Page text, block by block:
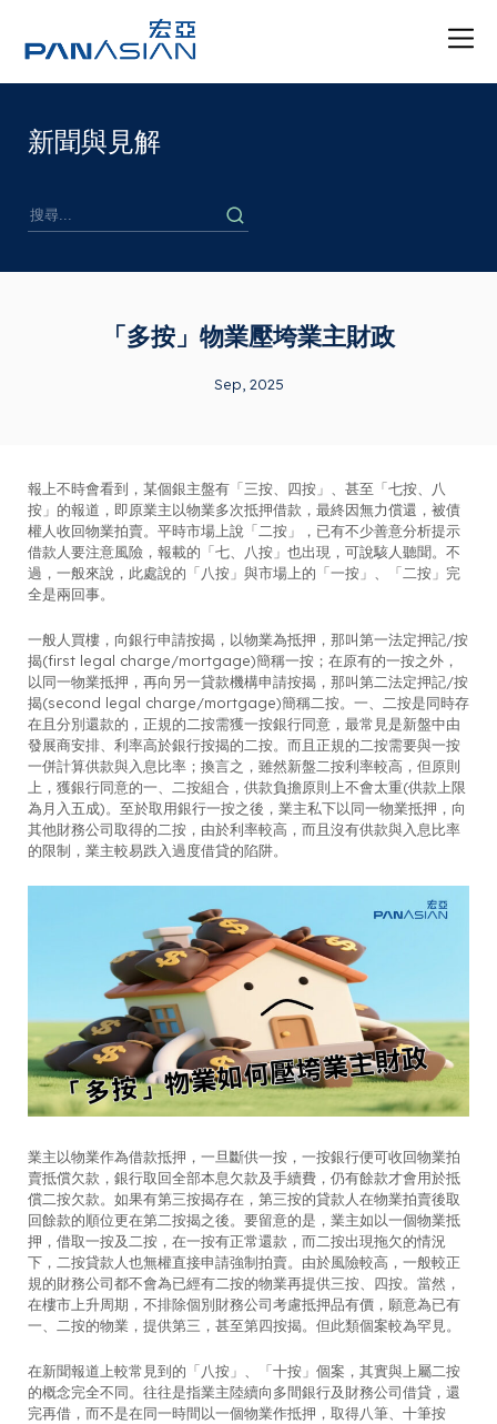
新聞與見解
「多按」物業壓垮業主財政
Sep, 2025
報上不時會看到，某個銀主盤有「三按、四按」、甚至「七按、八
按」的報道，即原業主以物業多次抵押借款，最終因無力償還，被債
權人收回物業拍賣。平時市場上說「二按」，已有不少善意分析提示
借款人要注意風險，報載的「七、八按」也出現，可說駭人聽聞。不
過，一般來說，此處說的「八按」與市場上的「一按」、「二按」完
全是兩回事。
一般人買樓，向銀行申請按揭，以物業為抵押，那叫第一法定押記/按
揭(first legal charge/mortgage)簡稱一按；在原有的一按之外，
以同一物業抵押，再向另一貸款機構申請按揭，那叫第二法定押記/按
揭(second legal charge/mortgage)簡稱二按。一、二按是同時存
在且分別還款的，正規的二按需獲一按銀行同意，最常見是新盤中由
發展商安排、利率高於銀行按揭的二按。而且正規的二按需要與一按
一併計算供款與入息比率；換言之，雖然新盤二按利率較高，但原則
上，獲銀行同意的一、二按組合，供款負擔原則上不會太重(供款上限
為月入五成)。至於取用銀行一按之後，業主私下以同一物業抵押，向
其他財務公司取得的二按，由於利率較高，而且沒有供款與入息比率
的限制，業主較易跌入過度借貸的陷阱。
業主以物業作為借款抵押，一旦斷供一按，一按銀行便可收回物業拍
賣抵償欠款，銀行取回全部本息欠款及手續費，仍有餘款才會用於抵
償二按欠款。如果有第三按揭存在，第三按的貸款人在物業拍賣後取
回餘款的順位更在第二按揭之後。要留意的是，業主如以一個物業抵
押，借取一按及二按，在一按有正常還款，而二按出現拖欠的情況
下，二按貸款人也無權直接申請強制拍賣。由於風險較高，一般較正
規的財務公司都不會為已經有二按的物業再提供三按、四按。當然，
在樓市上升周期，不排除個別財務公司考慮抵押品有價，願意為已有
一、二按的物業，提供第三，甚至第四按揭。但此類個案較為罕見。
在新聞報道上較常見到的「八按」、「十按」個案，其實與上屬二按
的概念完全不同。往往是指業主陸續向多間銀行及財務公司借貸，還
完再借，而不是在同一時間以一個物業作抵押，取得八筆、十筆按